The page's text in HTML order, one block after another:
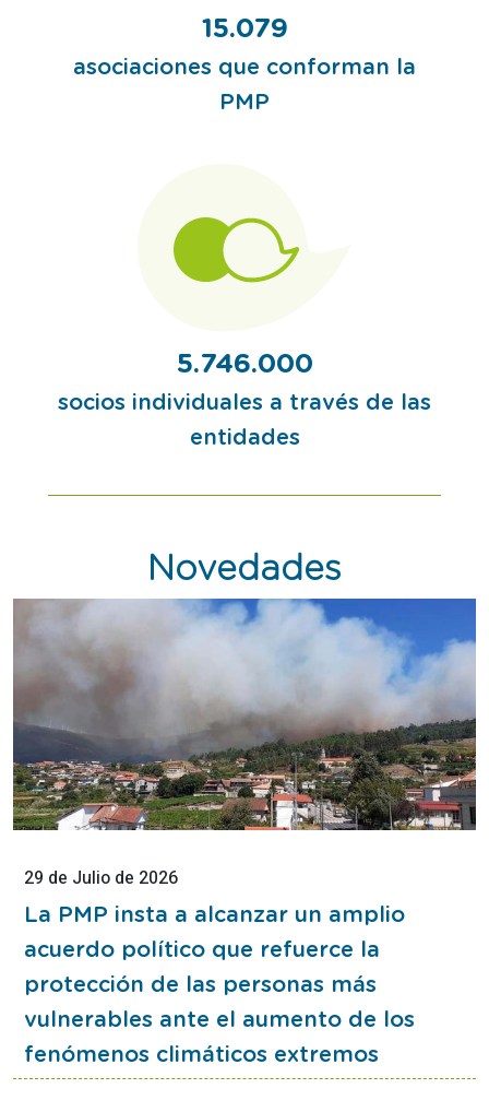
15.079
asociaciones que conforman la
PMP
5.746.000
socios individuales a través de las
entidades
Novedades
Esta
noticia
Nota
de
prensa
29 de Julio de 2026
La PMP insta a alcanzar un amplio
acuerdo político que refuerce la
protección de las personas más
vulnerables ante el aumento de los
fenómenos climáticos extremos